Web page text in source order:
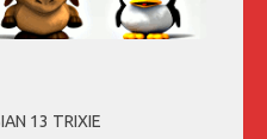
13 TRIXIE